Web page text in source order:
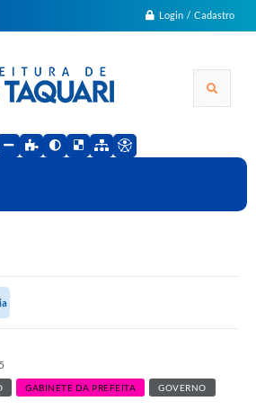
Login / Cadastro
GABINETE DA PREFEITA GOVERNO